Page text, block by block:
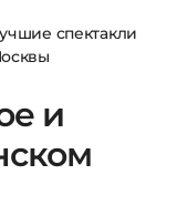
спектакли
и